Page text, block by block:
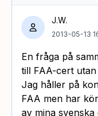
J.W.
2013-05-13
En fråga på
till FAA-cert
Jag håller på
FAA men har
av mina